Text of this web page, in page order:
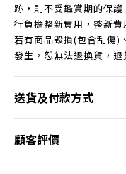
跡，則不受鑑賞期的保
行負擔整新費用，整新
若有商品毀損(包含刮傷)
發生，恕無法退換貨，
送貨及付款方式
顧客評價